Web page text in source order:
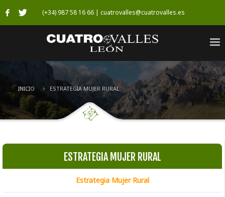
(+34) 987 58 16 66 | cuatrovalles@cuatrovalles.es
INICIO ESTRATEGIA MUJER RURAL
ESTRATEGIA MUJER RURAL
Estrategia Mujer Rural